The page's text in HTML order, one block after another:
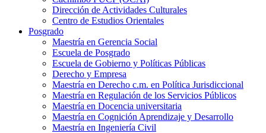
Dirección de Actividades Culturales
Centro de Estudios Orientales
Posgrado
Maestría en Gerencia Social
Escuela de Posgrado
Escuela de Gobierno y Políticas Públicas
Derecho y Empresa
Maestría en Derecho c.m. en Política Jurisdiccional
Maestría en Regulación de los Servicios Públicos
Maestría en Docencia universitaria
Maestría en Cognición Aprendizaje y Desarrollo
Maestría en Ingeniería Civil